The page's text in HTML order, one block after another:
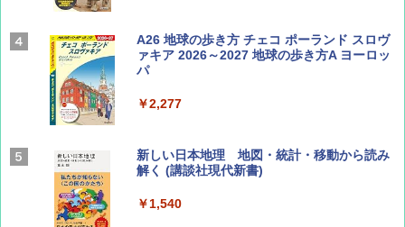
Coyote No.89 特集 星野道夫 夢見る旅
￥1,540
AIRLINE（エアライン）2026年9月号【特
集】ボーイング110周年を祝して！
￥1,760
A26 地球の歩き方 チェコ ポーランド スロヴ
ァキア 2026～2027 地球の歩き方A ヨーロッ
パ
￥2,277
新しい日本地理 地図・統計・移動から読み
解く (講談社現代新書)
￥1,540